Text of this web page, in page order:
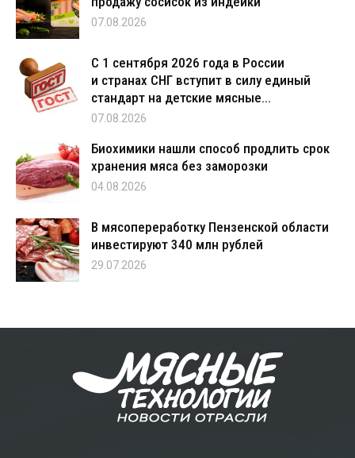
07.08.2026
С 1 сентября 2026 года в России
и странах СНГ вступит в силу единый
стандарт на детские мясные...
07.08.2026
Биохимики нашли способ продлить срок
хранения мяса без заморозки
04.08.2026
В мясопереработку Пензенской области
инвестируют 340 млн рублей
29.07.2026